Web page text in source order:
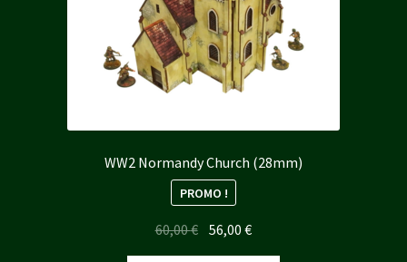
WW2 Normandy Church (28mm)
PROMO !
60,00€ Le
prix
56,00€Le
prix